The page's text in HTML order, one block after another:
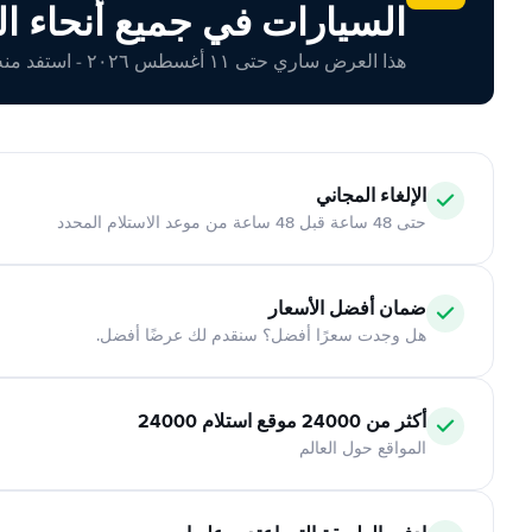
السيارات في جميع أنحاء
هذا العرض ساري حتى ١١ أغسطس ٢٠٢٦ - استفد منه اليوم!
الإلغاء المجاني
حتى 48 ساعة قبل 48 ساعة من موعد الاستلام المحدد
ضمان أفضل الأسعار
هل وجدت سعرًا أفضل؟ سنقدم لك عرضًا أفضل.
أكثر من 24000 موقع استلام 24000
المواقع حول العالم